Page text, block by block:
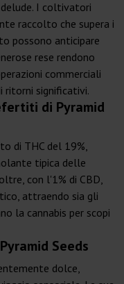
I coltivatori
raccolto che supera i
possono anticipare
rese rendono
commerciali
ritorni significativi.
di Pyramid
di THC del 19%,
tipica delle
con l'1% di CBD,
attraendo sia gli
la cannabis per scopi
Seeds
dolce,